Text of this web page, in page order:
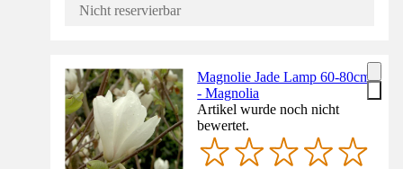
Nicht reservierbar
Magnolie Jade Lamp 60-80cm
- Magnolia
Artikel wurde noch nicht
bewertet.